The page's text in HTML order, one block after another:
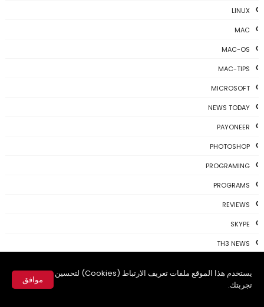
يستخدم هذا الموقع ملفات تعريف الارتباط (Cookies) لتحسين
تجربتك.
موافق
LINUX
MAC
MAC-OS
MAC-TIPS
MICROSOFT
NEWS TODAY
PAYONEER
PHOTOSHOP
PROGRAMING
PROGRAMS
REVIEWS
SKYPE
TH3 NEWS
TSU